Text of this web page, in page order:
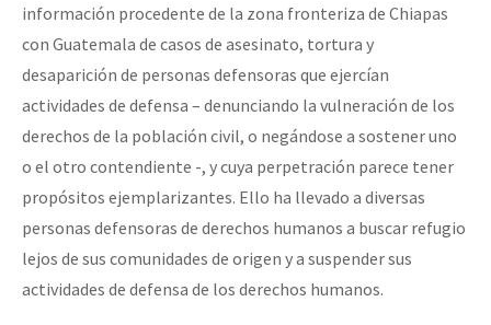
información procedente de la zona fronteriza de Chiapas
con Guatemala de casos de asesinato, tortura y
desaparición de personas defensoras que ejercían
actividades de defensa – denunciando la vulneración de los
derechos de la población civil, o negándose a sostener uno
o el otro contendiente -, y cuya perpetración parece tener
propósitos ejemplarizantes. Ello ha llevado a diversas
personas defensoras de derechos humanos a buscar refugio
lejos de sus comunidades de origen y a suspender sus
actividades de defensa de los derechos humanos.